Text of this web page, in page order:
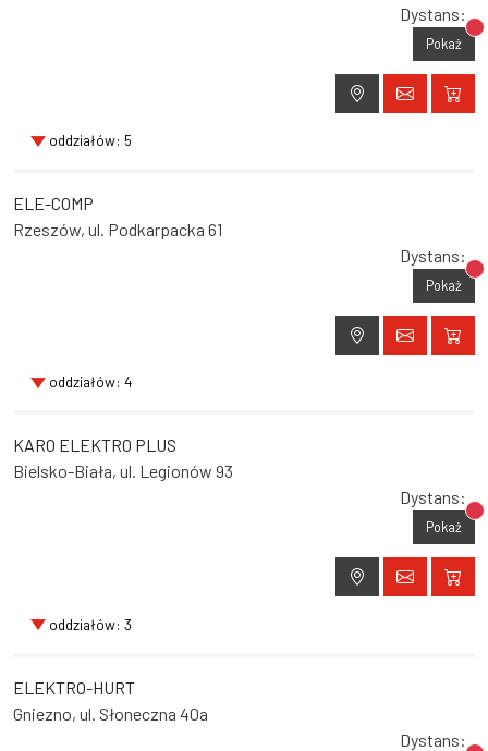
Dystans:
Pokaż
oddziałów: 5
ELE-COMP
Rzeszów, ul. Podkarpacka 61
Dystans:
Pokaż
oddziałów: 4
KARO ELEKTRO PLUS
Bielsko-Biała, ul. Legionów 93
Dystans:
Pokaż
oddziałów: 3
ELEKTRO-HURT
Gniezno, ul. Słoneczna 40a
Dystans: